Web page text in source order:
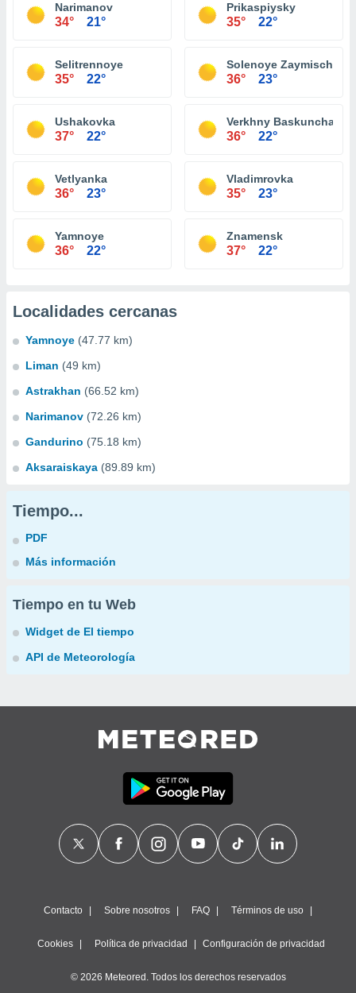
Narimanov
34° 21°
Prikaspiysky
35° 22°
Selitrennoye
35° 22°
Solenoye Zaymische
36° 23°
Ushakovka
37° 22°
Verkhny Baskunchak
36° 22°
Vetlyanka
36° 23°
Vladimrovka
35° 23°
Yamnoye
36° 22°
Znamensk
37° 22°
Localidades cercanas
Yamnoye (47.77 km)
Liman (49 km)
Astrakhan (66.52 km)
Narimanov (72.26 km)
Gandurino (75.18 km)
Aksaraiskaya (89.89 km)
Tiempo...
PDF
Más información
Tiempo en tu Web
Widget de El tiempo
API de Meteorología
Contacto Sobre nosotros FAQ Términos de uso
Cookies Política de privacidad Configuración de privacidad
© 2026 Meteored. Todos los derechos reservados